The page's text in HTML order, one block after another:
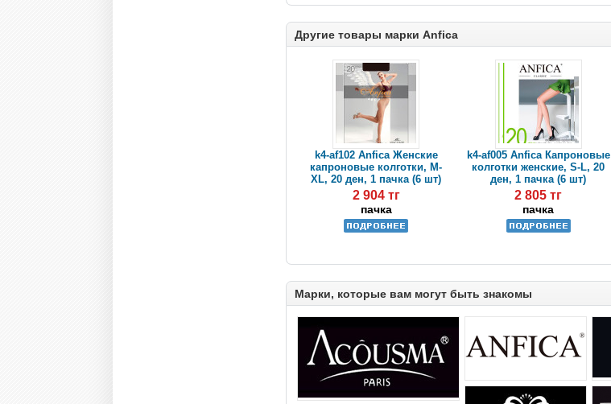
Другие товары марки Anfica
k4-af102 Anfica Женские
капроновые колготки, M-
XL, 20 ден, 1 пачка (6 шт)
2 904 тг
пачка
k4-af005 Anfica Капроновые
колготки женские, S-L, 20
ден, 1 пачка (6 шт)
2 805 тг
пачка
Марки, которые вам могут быть знакомы